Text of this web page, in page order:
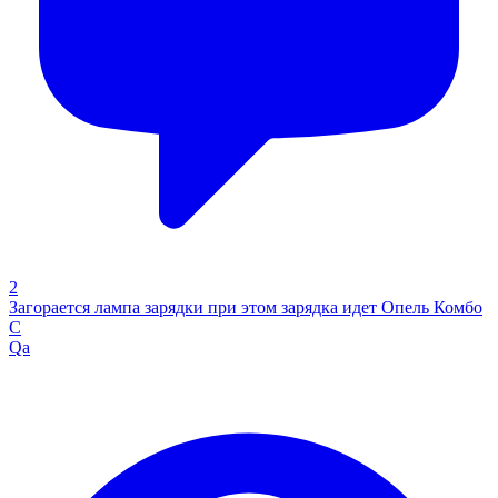
2
Загорается лампа зарядки при этом зарядка идет Опель Комбо
С
Qa